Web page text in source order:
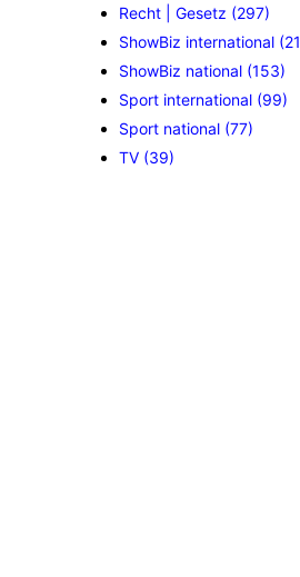
Recht | Gesetz (297)
ShowBiz international
ShowBiz national (153)
Sport international (99)
Sport national (77)
TV (39)